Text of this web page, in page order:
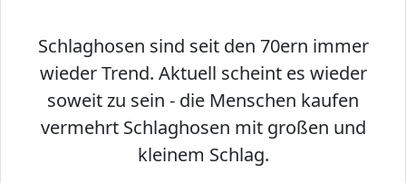
Schlaghosen sind seit den 70ern immer
wieder Trend. Aktuell scheint es wieder
soweit zu sein - die Menschen kaufen
vermehrt Schlaghosen mit großen und
kleinem Schlag.